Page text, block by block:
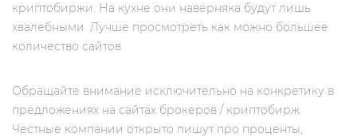
криптобиржи. На кухне они наверняка будут лишь
хвалебными. Лучше просмотреть как можно большее
количество сайтов.
Обращайте внимание исключительно на конкретику в
предложениях на сайтах брокеров / криптобирж.
Честные компании открыто пишут про проценты,